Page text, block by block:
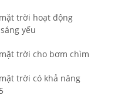
trời hoạt động
yếu
trời cho bơm chìm
trời có khả năng